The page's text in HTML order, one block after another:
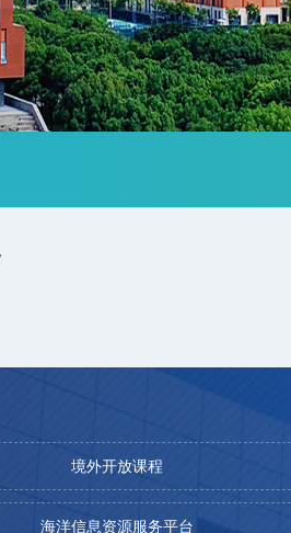
境外开放课程
海洋信息资源服务平台